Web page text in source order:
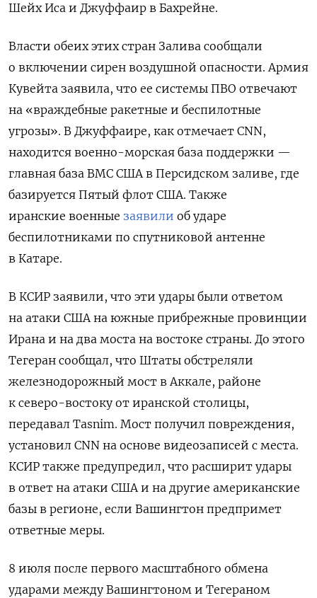
Шейх Иса и Джуффаир в Бахрейне.
Власти обеих этих стран Залива сообщали
о включении сирен воздушной опасности. Армия
Кувейта заявила, что ее системы ПВО отвечают
на «враждебные ракетные и беспилотные
угрозы». В Джуффаире, как отмечает CNN,
находится военно-морская база поддержки —
главная база ВМС США в Персидском заливе, где
базируется Пятый флот США. Также
иранские военные заявили об ударе
беспилотниками по спутниковой антенне
в Катаре.
В КСИР заявили, что эти удары были ответом
на атаки США на южные прибрежные провинции
Ирана и на два моста на востоке страны. До этого
Тегеран сообщал, что Штаты обстреляли
железнодорожный мост в Аккале, районе
к северо-востоку от иранской столицы,
передавал Tasnim. Мост получил повреждения,
установил CNN на основе видеозаписей с места.
КСИР также предупредил, что расширит удары
в ответ на атаки США и на другие американские
базы в регионе, если Вашингтон предпримет
ответные меры.
8 июля после первого масштабного обмена
ударами между Вашингтоном и Тегераном